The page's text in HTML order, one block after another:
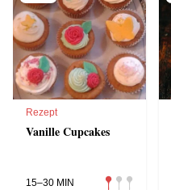
Rezept
Vanille Cupcakes
15–30 MIN